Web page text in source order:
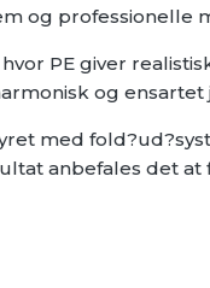
og professionelle
PE giver
og
med
anbefales det